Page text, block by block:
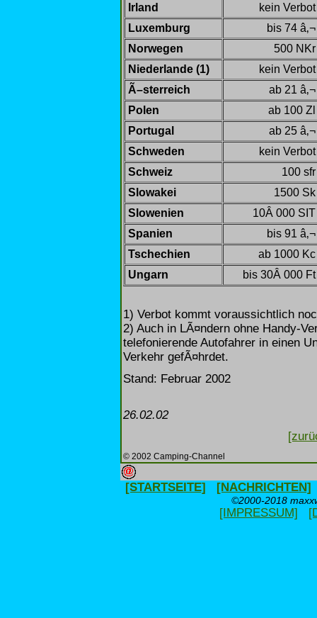
Irland
kein Verbot
Luxemburg
bis 74 â‚¬
Norwegen
500 NKr
Niederlande (1)
kein Verbot
Ã–sterreich
ab 21 â‚¬
Polen
ab 100 Zl
Portugal
ab 25 â‚¬
Schweden
kein Verbot
Schweiz
100 sfr
Slowakei
1500 Sk
Slowenien
10Â 000 SIT
Spanien
bis 91 â‚¬
Tschechien
ab 1000 Kc
Ungarn
bis 30Â 000 Ft
1) Verbot kommt voraussichtlich
2) Auch in LÃ¤ndern ohne Handy-
telefonierende Autofahrer in einen
Verkehr gefÃ¤hrdet.
Stand: Februar 2002
26.02.02
© 2002 Camping-Channel
[STARTSEITE] [NACHRICHTEN]
©2000-2018
[IMPRESSUM]